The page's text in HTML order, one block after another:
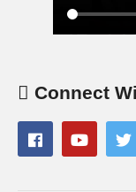
Connect